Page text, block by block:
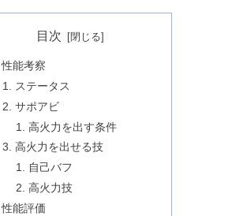
目次
性能考察
ステータス
サポアビ
高火力を出す条件
高火力を出せる技
自己バフ
高火力技
性能評価